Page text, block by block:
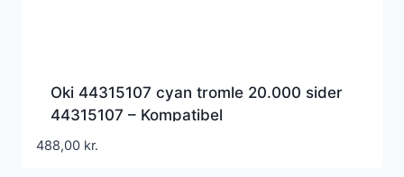
Oki 44315107 cyan tromle 20.000 sider
44315107 – Kompatibel
488,00 kr.